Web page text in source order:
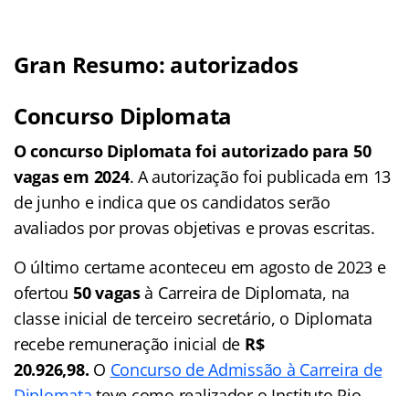
Gran Resumo: autorizados
Concurso Diplomata
O concurso Diplomata foi autorizado para 50
vagas em 2024. A autorização foi publicada em 13
de junho e indica que os candidatos serão
avaliados por provas objetivas e provas escritas.
O último certame aconteceu em agosto de 2023 e
ofertou 50 vagasà Carreira de Diplomata, na
classe inicial de terceiro secretário, o Diplomata
recebe remuneração inicial de R$
20.926,98. O Concurso de Admissão à Carreira de